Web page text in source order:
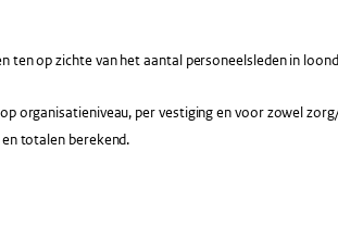
ten op zichte van het aantal personeelsleden in
organisatieniveau, per vestiging en voor zowel
totalen berekend.